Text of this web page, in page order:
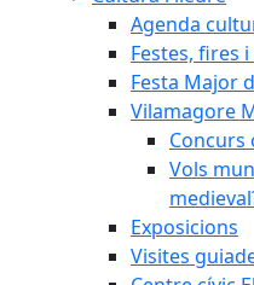
Agenda
Festes, fires
Festa Major
Vilamagore
Concurs
Vols
Exposicions
Visites